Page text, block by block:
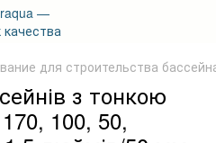
для строительства
з тонкою
100, 50,